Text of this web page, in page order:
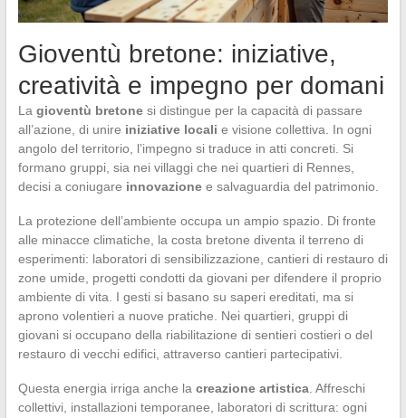
Gioventù bretone: iniziative,
creatività e impegno per domani
La gioventù bretonesi distingue per la capacità di passare
all’azione, di unire iniziative locali e visione collettiva. In ogni
angolo del territorio, l’impegno si traduce in atti concreti. Si
formano gruppi, sia nei villaggi che nei quartieri di Rennes,
decisi a coniugare innovazionee salvaguardia del patrimonio.
La protezione dell’ambiente occupa un ampio spazio. Di fronte
alle minacce climatiche, la costa bretone diventa il terreno di
esperimenti: laboratori di sensibilizzazione, cantieri di restauro di
zone umide, progetti condotti da giovani per difendere il proprio
ambiente di vita. I gesti si basano su saperi ereditati, ma si
aprono volentieri a nuove pratiche. Nei quartieri, gruppi di
giovani si occupano della riabilitazione di sentieri costieri o del
restauro di vecchi edifici, attraverso cantieri partecipativi.
Questa energia irriga anche la creazione artistica. Affreschi
collettivi, installazioni temporanee, laboratori di scrittura: ogni